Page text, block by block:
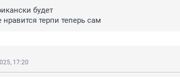
будет
нравится терпи теперь сам
17:20